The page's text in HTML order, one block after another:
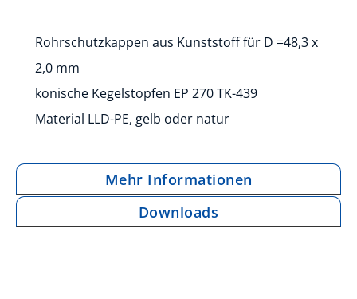
Rohrschutzkappen aus Kunststoff für D =48,3 x
2,0 mm
konische Kegelstopfen EP 270 TK-439
Material LLD-PE, gelb oder natur
Mehr Informationen
Downloads